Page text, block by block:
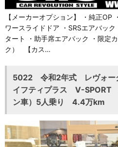
【メーカーオプション】 ・純正OP
ワースライドドア ・SRSエアバッ
タート ・助手席エアバック ・限定
ク） 【カス…
5022 令和2年式 レヴォ
イフティプラス V-
ン車）5人乗り 4.4万km